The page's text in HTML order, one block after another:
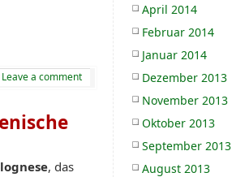
Leave a comment
, das
April 2014
Februar 2014
Januar 2014
Dezember 2013
November 2013
Oktober 2013
September 2013
August 2013